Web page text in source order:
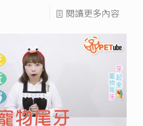
閱讀更多內容